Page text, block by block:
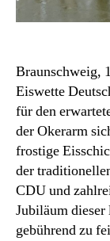
Braunschweig,
Eiswette
für den
der Okerarm
frostige
der
CDU und
Jubiläum
gebührend zu